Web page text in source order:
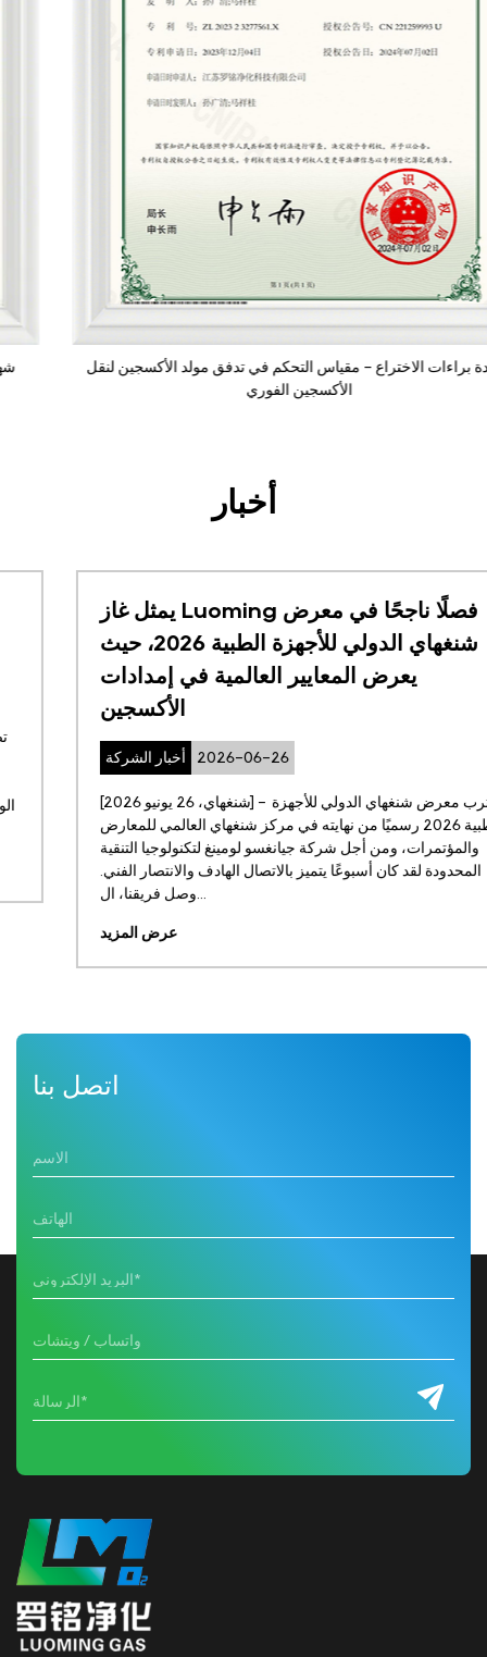
شهادة براءات الاختراع - مقياس التحكم في تدفق مولد الأكسجين لنقل
الأكسجين الفوري
أخبار
يمثل غاز Luoming فصلًا ناجحًا في معرض
يعرض المعايير العالمية في إمدادات
الأكسجين
أخبار الشركة 2026-06-26
الطبية 2026 رسميًا من نهايته في مركز شنغهاي العالمي للمعارض
والمؤتمرات، ومن أجل شركة جيانغسو لومينغ لتكنولوجيا التنقية
المحدودة لقد كان أسبوعًا يتميز بالاتصال الهادف والانتصار الفني.
وصل فريقنا، ال...
عرض المزيد
اتصل بنا